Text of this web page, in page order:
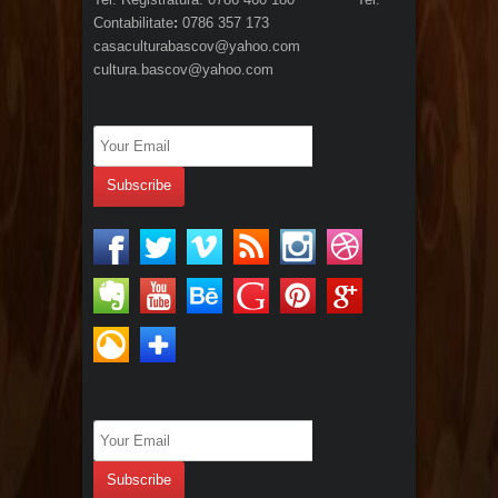
Contabilitate: 0786 357 173
casaculturabascov@yahoo.com
cultura.bascov@yahoo.com